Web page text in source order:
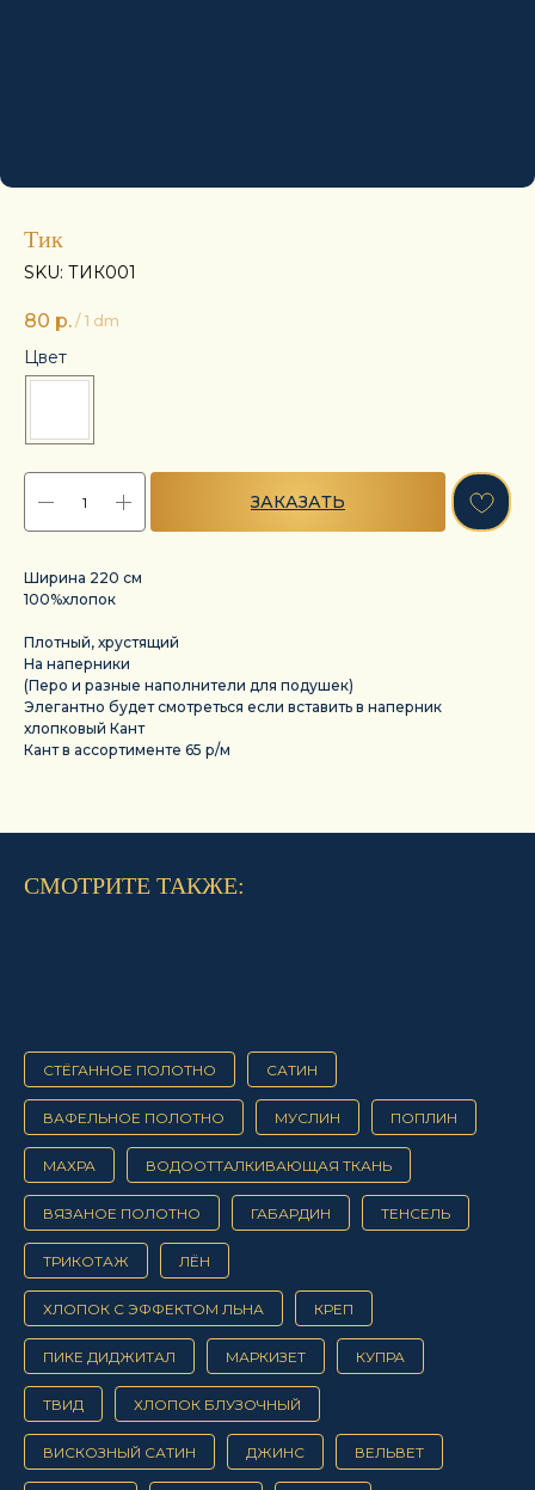
Тик
SKU: ТИК001
80 р. / 1 dm
Цвет
ЗАКАЗАТЬ
Ширина 220 см
100%хлопок
Плотный, хрустящий
На наперники
(Перо и разные наполнители для подушек)
Элегантно будет смотреться если вставить в наперник
хлопковый Кант
Кант в ассортименте 65 р/м
СМОТРИТЕ ТАКЖЕ:
СТЁГАННОЕ ПОЛОТНО САТИН
ВАФЕЛЬНОЕ ПОЛОТНО МУСЛИН ПОПЛИН
МАХРА ВОДООТТАЛКИВАЮЩАЯ ТКАНЬ
ВЯЗАНОЕ ПОЛОТНО ГАБАРДИН ТЕНСЕЛЬ
ТРИКОТАЖ ЛЁН
ХЛОПОК С ЭФФЕКТОМ ЛЬНА КРЕП
ПИКЕ ДИДЖИТАЛ МАРКИЗЕТ КУПРА
ТВИД ХЛОПОК БЛУЗОЧНЫЙ
ВИСКОЗНЫЙ САТИН ДЖИНС ВЕЛЬВЕТ